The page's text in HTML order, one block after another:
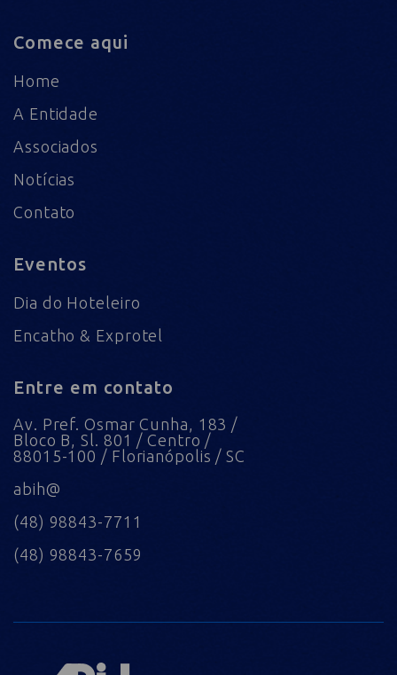
Comece aqui
Home
A Entidade
Associados
Notícias
Contato
Eventos
Dia do Hoteleiro
Encatho & Exprotel
Entre em contato
Av. Pref. Osmar Cunha, 183 /
Bloco B, Sl. 801 / Centro /
88015-100 / Florianópolis / SC
abih@
(48) 98843-7711
(48) 98843-7659